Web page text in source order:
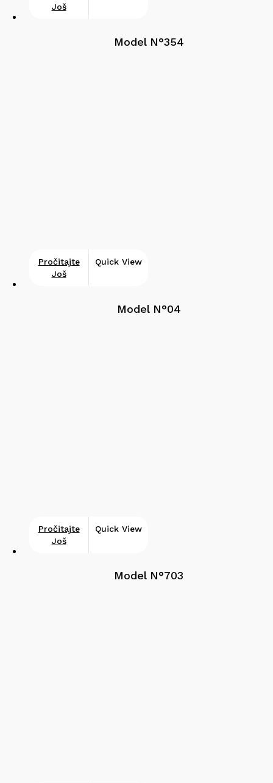
Još
Model N°354
Pročitajte
Još
Quick View
Model N°04
Pročitajte
Još
Quick View
Model N°703